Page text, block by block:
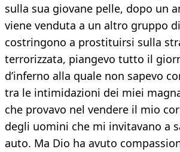
sulla sua giovane pelle, dopo un
viene venduta a un altro gruppo
costringono a prostituirsi sulla
terrorizzata, piangevo tutto il
d’inferno alla quale non sapevo
tra le intimidazioni dei miei
che provavo nel vendere il mio
degli uomini che mi invitavano a
auto. Ma Dio ha avuto